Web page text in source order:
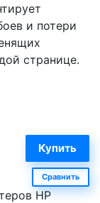
и потери
странице.
Сравнить
HP